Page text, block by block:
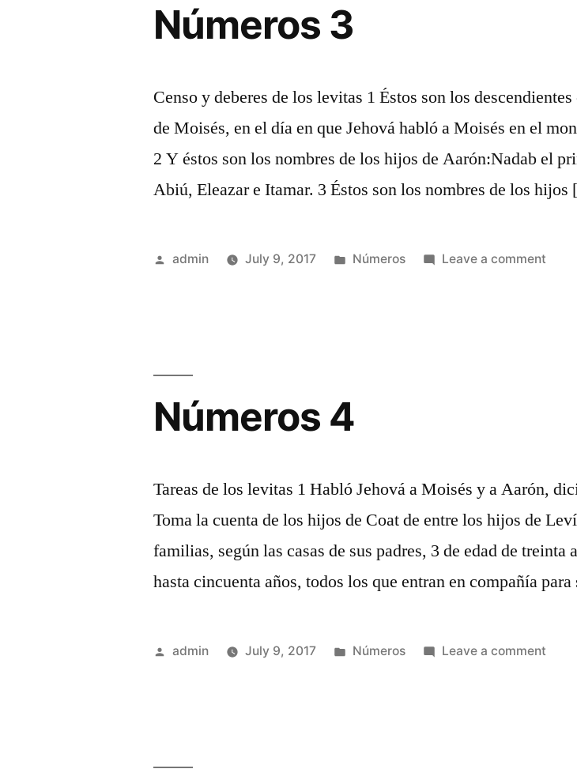
Números 3
Censo y deberes de los levitas 1 Éstos son los
de Moisés, en el día en que Jehová habló a Moisés en el
2 Y éstos son los nombres de los hijos de Aarón:Nadab el
Abiú, Eleazar e Itamar. 3 Éstos son los nombres de los
Posted
admin July 9, 2017
Posted
Números Leave a commenton
Números 4
Tareas de los levitas 1 Habló Jehová a Moisés y a Aarón,
Toma la cuenta de los hijos de Coat de entre los hijos de
familias, según las casas de sus padres, 3 de edad de treinta
hasta cincuenta años, todos los que entran en compañía
Posted
admin July 9, 2017
Posted
Números Leave a commenton